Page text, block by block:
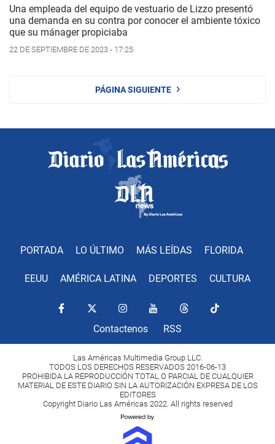
Una empleada del equipo de vestuario de Lizzo presentó
una demanda en su contra por conocer el ambiente tóxico
que su mánager propiciaba
22 DE SEPTIEMBRE DE 2023 - 17:25
PÁGINA SIGUIENTE
PORTADA LO ÚLTIMO MÁS LEÍDAS FLORIDA
EEUU AMÉRICA LATINA DEPORTES CULTURA
Contactenos RSS
Las Américas Multimedia Group LLC.
TODOS LOS DERECHOS RESERVADOS 2016-06-13
PROHIBIDA LA REPRODUCCIÓN TOTAL O PARCIAL DE CUALQUIER
MATERIAL DE ESTE DIARIO SIN LA AUTORIZACIÓN EXPRESA DE LOS
EDITORES
Copyright Diario Las Américas 2022. All rights reserved